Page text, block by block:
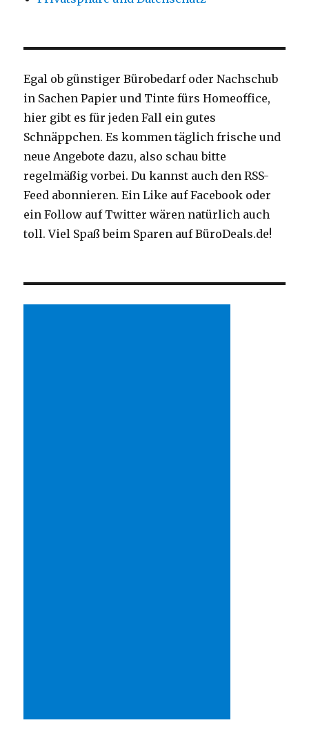
Egal ob günstiger Bürobedarf oder Nachschub
in Sachen Papier und Tinte fürs Homeoffice,
hier gibt es für jeden Fall ein gutes
Schnäppchen. Es kommen täglich frische und
neue Angebote dazu, also schau bitte
regelmäßig vorbei. Du kannst auch den RSS-
Feed abonnieren. Ein Like auf Facebook oder
ein Follow auf Twitter wären natürlich auch
toll. Viel Spaß beim Sparen auf BüroDeals.de!